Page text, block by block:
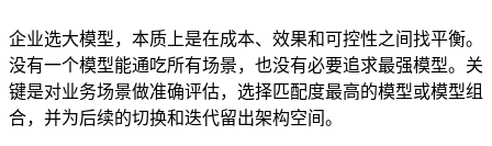
企业选大模型，本质上是在成本、效果和可控性之间找平衡。
没有一个模型能通吃所有场景，也没有必要追求最强模型。关
键是对业务场景做准确评估，选择匹配度最高的模型或模型组
合，并为后续的切换和迭代留出架构空间。